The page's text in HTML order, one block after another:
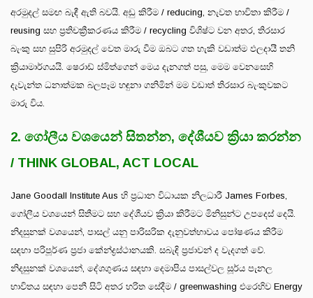
අරමුදල් සමඟ බැඳී ඇති බවයි. අඩු කිරීම / reducing, නැවත භාවිතා කිරීම /
reusing සහ ප්‍රතිචක්‍රීකරණය කිරීම / recycling විශිෂ්ට වන අතර, තිරසාර
බැංකු සහ සුපිරි අරමුදල් වෙත මාරු වීම ඔබට ගත හැකි වඩාත්ම ඵලදායී තනි
ක්‍රියාමාර්ගයයි. ෂෙරාඩ් ස්මිත්ගෙන් මෙය දැනගත් පසු, මෙම වෙනසෙහි
දැවැන්ත ධනාත්මක බලපෑම හඳුනා ගනිමින් මම වඩාත් තිරසාර බැංකුවකට
මාරු විය.
2. ගෝලීය වශයෙන් සිතන්න, දේශීයව ක්‍රියා කරන්න
/ THINK GLOBAL, ACT LOCAL
Jane Goodall Institute Aus හි ප්‍රධාන විධායක නිලධාරී James Forbes,
ගෝලීය වශයෙන් සිතීමට සහ දේශීයව ක්‍රියා කිරීමට මිනිසුන්ට උපදෙස් දෙයි.
නිදසුනක් වශයෙන්, පාසල් යනු පාරිසරික දැනුවත්භාවය පෝෂණය කිරීම
සඳහා පරිපූර්ණ ප්‍රජා කේන්ද්‍රස්ථානයකි. සබැඳි ප්‍රජාවන් ද වැදගත් වේ.
නිදසුනක් වශයෙන්, දේශගුණය සඳහා දෙමාපිය පාසල්වල සූර්ය පැනල
භාවිතය සඳහා පෙනී සිටි අතර හරිත සේදීම / greenwashing එරෙහිව Energy